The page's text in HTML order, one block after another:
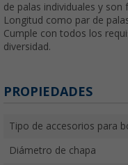
de palas individuales y son
Longitud como par de
Cumple con todos los
diversidad.
PROPIEDADES
Tipo de accesorios para
Diámetro de chapa